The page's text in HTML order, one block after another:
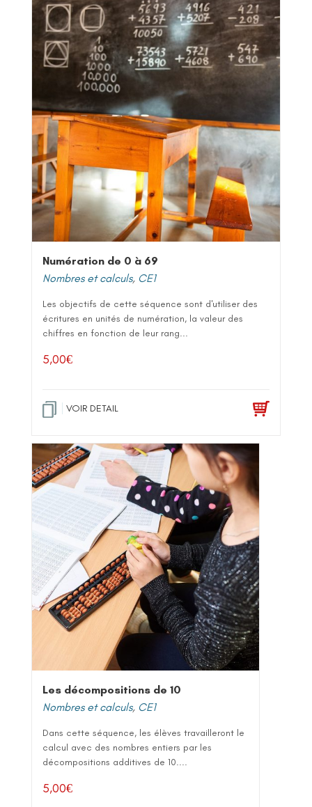
Numération de 0 à 69
Nombres et calculs, CE1
Les objectifs de cette séquence sont d'utiliser des
écritures en unités de numération, la valeur des
chiffres en fonction de leur rang...
5,00€
VOIR DETAIL
Les décompositions de 10
Nombres et calculs, CE1
Dans cette séquence, les élèves travailleront le
calcul avec des nombres entiers par les
décompositions additives de 10....
5,00€